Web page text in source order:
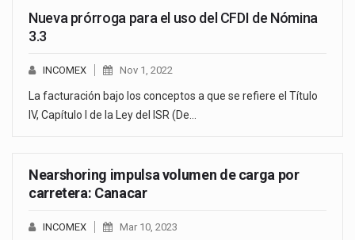
Nueva prórroga para el uso del CFDI de Nómina
3.3
INCOMEX Nov 1, 2022
La facturación bajo los conceptos a que se refiere el Título
IV, Capítulo I de la Ley del ISR (De…
Nearshoring impulsa volumen de carga por
carretera: Canacar
INCOMEX Mar 10, 2023